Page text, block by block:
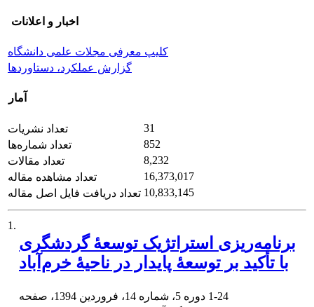
اخبار و اعلانات
کلیپ معرفی مجلات علمی دانشگاه
گزارش عملکرد، دستاوردها
آمار
تعداد نشریات
31
تعداد شماره‌ها
852
تعداد مقالات
8,232
تعداد مشاهده مقاله
16,373,017
تعداد دریافت فایل اصل مقاله 10,833,145
1.
برنامه‌ریزی استراتژیک توسعۀ گردشگری
با تأکید بر توسعۀ پایدار در ناحیۀ خرم‌آباد
1-24